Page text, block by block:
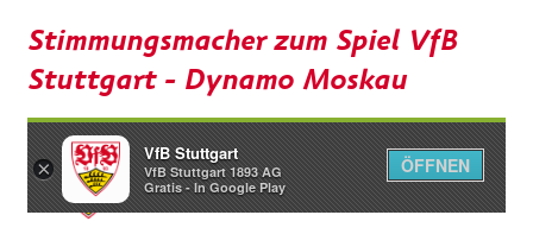
Stimmungsmacher zum Spiel VfB
Stuttgart - Dynamo Moskau